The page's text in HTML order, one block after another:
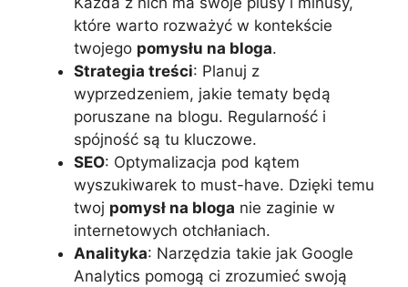
które warto rozważyć w kontekście
twojego pomysłu na bloga.
Strategia treści: Planuj z
wyprzedzeniem, jakie tematy będą
poruszane na blogu. Regularność i
spójność są tu kluczowe.
SEO: Optymalizacja pod kątem
wyszukiwarek to must-have. Dzięki temu
twoj pomysł na bloga nie zaginie w
internetowych otchłaniach.
Analityka: Narzędzia takie jak Google
Analytics pomogą ci zrozumieć swoją